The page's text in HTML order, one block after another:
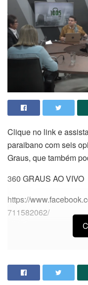
Clique no link e
paraibano com seis
Graus, que também
360 GRAUS AO VIVO
https://
711582062/